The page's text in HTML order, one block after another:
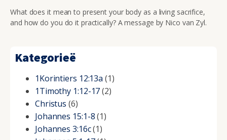
What does it mean to present your body as a living sacrifice,
and how do you do it practically? A message by Nico van Zyl.
Kategorieë
1Korintiers 12:13a (1)
1Timothy 1:12-17(2)
Christus (6)
Johannes 15:1-8(1)
Johannes 3:16c(1)